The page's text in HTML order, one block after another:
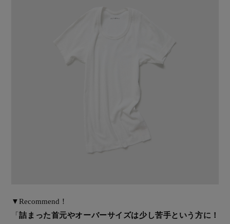
▼Recommend！
「詰まった首元やオーバーサイズは少し苦手という方に！